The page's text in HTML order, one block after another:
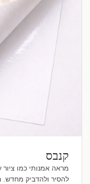
קנבס
מראה אמנותי כמו
להסיר ולהדביק מחדש.